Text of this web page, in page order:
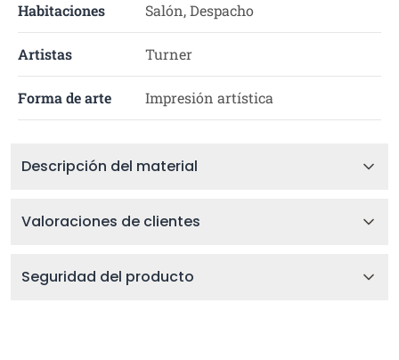
Habitaciones Salón, Despacho
Artistas Turner
Forma de arte Impresión artística
Descripción del material
Valoraciones de clientes
Seguridad del producto